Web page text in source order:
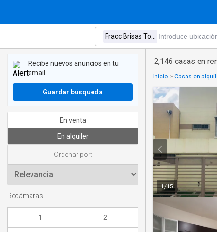
2,146 casas en
Inicio > Casas en
1/15
Recibe nuevos anuncios en tu
email
Guardar búsqueda
En venta
En alquiler
Ordenar por:
Recámaras
1 2